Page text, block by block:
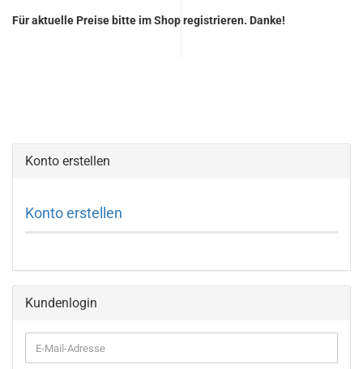
Für aktuelle Preise bitte im Shop registrieren. Danke!
Konto erstellen
Konto erstellen
Kundenlogin
E-
Mail-